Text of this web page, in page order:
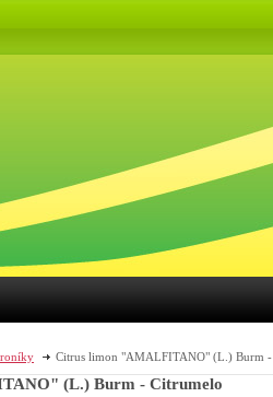
Citrus limon "AMALFITANO" (L.) Burm -
(L.) Burm - Citrumelo